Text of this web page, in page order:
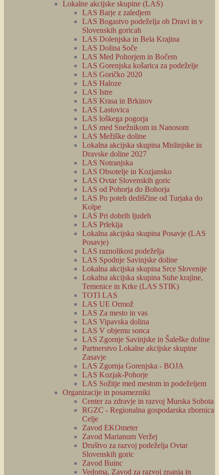
Lokalne akcijske skupine (LAS)
LAS Barje z zaledjem
LAS Bogastvo podeželja ob Dravi in v
Slovenskih goricah
LAS Dolenjska in Bela Krajina
LAS Dolina Soče
LAS Med Pohorjem in Bočem
LAS Gorenjska košarica za podeželje
LAS Goričko 2020
LAS Haloze
LAS Istre
LAS Krasa in Brkinov
LAS Lastovica
LAS loškega pogorja
LAS med Snežnikom in Nanosom
LAS Mežiške doline
Lokalna akcijska skupina Mislinjske in
Dravske doline 2027
LAS Notranjska
LAS Obsotelje in Kozjansko
LAS Ovtar Slovenskih goric
LAS od Pohorja do Bohorja
LAS Po poteh dediščine od Turjaka do
Kolpe
LAS Pri dobrih ljudeh
LAS Prlekija
Lokalna akcijska skupina Posavje (LAS
Posavje)
LAS raznolikost podeželja
LAS Spodnje Savinjske doline
Lokalna akcijska skupina Srce Slovenije
Lokalna akcijska skupina Suhe krajine,
Temenice in Krke (LAS STIK)
TOTI LAS
LAS UE Ormož
LAS Za mesto in vas
LAS Vipavska dolina
LAS V objemu sonca
LAS Zgornje Savinjske in Šaleške doline
Partnerstvo Lokalne akcijske skupine
Zasavje
LAS Zgornja Gorenjska - BOJA
LAS Kozjak-Pohorje
LAS Sožitje med mestom in podeželjem
Organizacije in posamezniki
Center za zdravje in razvoj Murska Sobota
RGZC - Regionalna gospodarska zbornica
Celje
Zavod EKOmeter
Zavod Marianum Veržej
Društvo za razvoj podeželja Ovtar
Slovenskih goric
Zavod Buinc
Vedoma, Zavod za razvoj znanja in